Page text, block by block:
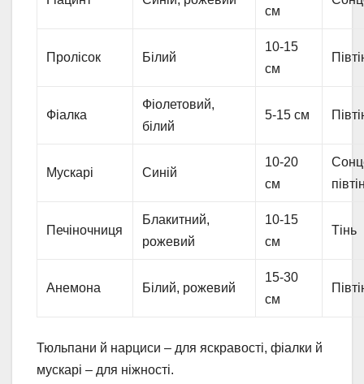
см
Пролісок Білий
10-15
см
Фіалка
Фіолетовий,
білий
5-15 см
Мускарі Синій
10-20
см
Печіночниця
Блакитний,
рожевий
10-15
см
Тінь
Анемона Білий, рожевий
15-30
см
Тюльпани й нарциси – для яскравості, фіалки й
мускарі – для ніжності.